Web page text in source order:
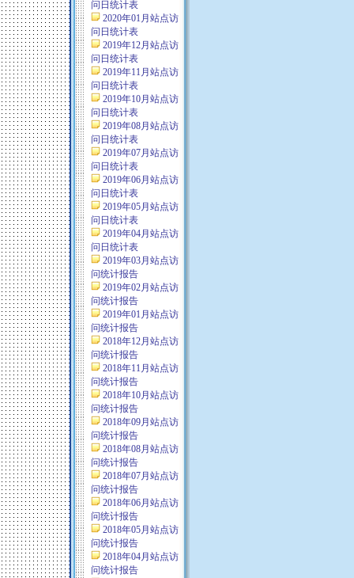
问日统计表
2020年01月站点访
问日统计表
2019年12月站点访
问日统计表
2019年11月站点访
问日统计表
2019年10月站点访
问日统计表
2019年08月站点访
问日统计表
2019年07月站点访
问日统计表
2019年06月站点访
问日统计表
2019年05月站点访
问日统计表
2019年04月站点访
问日统计表
2019年03月站点访
问统计报告
2019年02月站点访
问统计报告
2019年01月站点访
问统计报告
2018年12月站点访
问统计报告
2018年11月站点访
问统计报告
2018年10月站点访
问统计报告
2018年09月站点访
问统计报告
2018年08月站点访
问统计报告
2018年07月站点访
问统计报告
2018年06月站点访
问统计报告
2018年05月站点访
问统计报告
2018年04月站点访
问统计报告